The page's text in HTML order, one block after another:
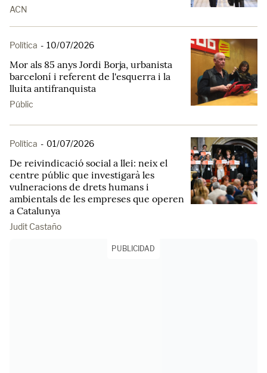
ACN
Política - 10/07/2026
Mor als 85 anys Jordi Borja, urbanista
barceloní i referent de l'esquerra i la
lluita antifranquista
Públic
Política - 01/07/2026
De reivindicació social a llei: neix el
centre públic que investigarà les
vulneracions de drets humans i
ambientals de les empreses que operen
a Catalunya
Judit Castaño
PUBLICIDAD